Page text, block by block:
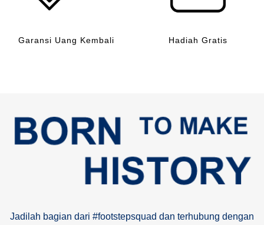
Garansi Uang Kembali Hadiah Gratis
Jadilah bagian dari #footstepsquad dan terhubung dengan